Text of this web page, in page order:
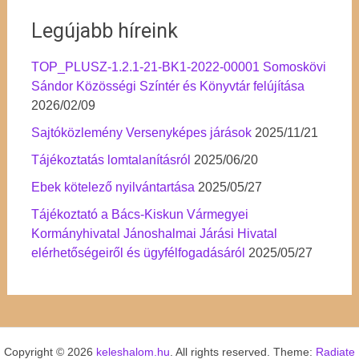
Legújabb híreink
TOP_PLUSZ-1.2.1-21-BK1-2022-00001 Somoskövi
Sándor Közösségi Színtér és Könyvtár felújítása
2026/02/09
Sajtóközlemény Versenyképes járások 2025/11/21
Tájékoztatás lomtalanításról 2025/06/20
Ebek kötelező nyilvántartása 2025/05/27
Tájékoztató a Bács-Kiskun Vármegyei
Kormányhivatal Jánoshalmai Járási Hivatal
elérhetőségeiről és ügyfélfogadásáról 2025/05/27
Copyright © 2026 keleshalom.hu . All rights reserved. Theme: Radiate